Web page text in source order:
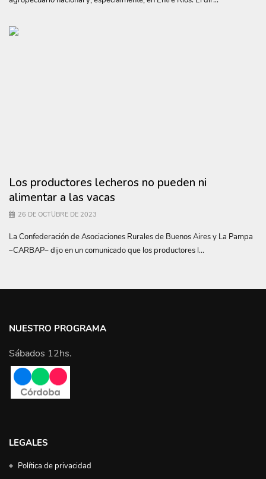
Los productores lecheros no pueden ni
alimentar a las vacas
26 DE OCTUBRE DE 2023
La Confederación de Asociaciones Rurales de Buenos Aires y La Pampa
–CARBAP– dijo en un comunicado que los productores l...
NUESTRO PROGRAMA
Sábados 12hs.
LEGALES
Política de privacidad